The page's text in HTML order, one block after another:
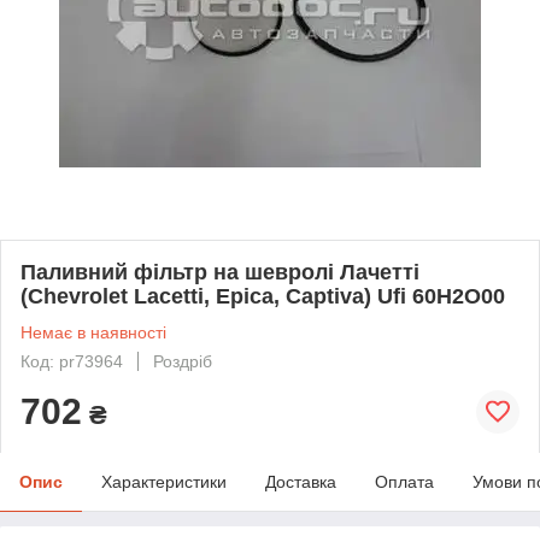
Паливний фільтр на шевролі Лачетті
(Chevrolet Lacetti, Epica, Captiva) Ufi 60H2O00
Немає в наявності
Код: pr73964
Роздріб
702 ₴
Опис Характеристики Доставка Оплата Умови